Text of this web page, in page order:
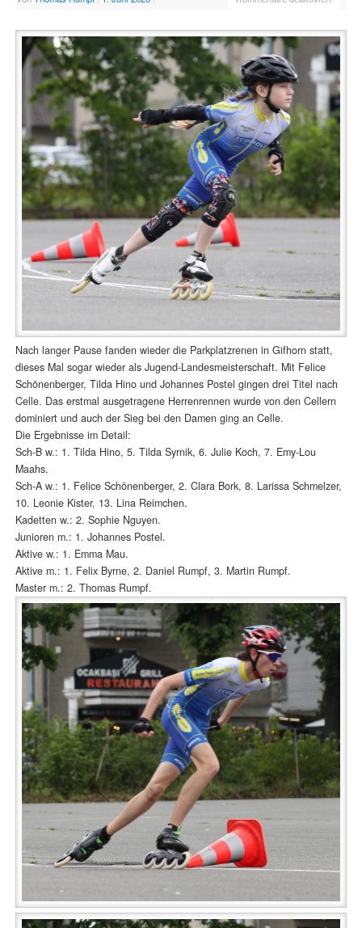
Nach langer Pause fanden wieder die Parkplatzrenen in Gifhorn statt,
dieses Mal sogar wieder als Jugend-Landesmeisterschaft. Mit Felice
Schönenberger, Tilda Hino und Johannes Postel gingen drei Titel nach
Celle. Das erstmal ausgetragene Herrenrennen wurde von den Cellern
dominiert und auch der Sieg bei den Damen ging an Celle.
Die Ergebnisse im Detail:
Sch-B w.: 1. Tilda Hino, 5. Tilda Syrnik, 6. Julie Koch, 7. Emy-Lou
Maahs.
Sch-A w.: 1. Felice Schönenberger, 2. Clara Bork, 8. Larissa Schmelzer,
10. Leonie Kister, 13. Lina Reimchen.
Kadetten w.: 2. Sophie Nguyen.
Junioren m.: 1. Johannes Postel.
Aktive w.: 1. Emma Mau.
Aktive m.: 1. Felix Byrne, 2. Daniel Rumpf, 3. Martin Rumpf.
Master m.: 2. Thomas Rumpf.